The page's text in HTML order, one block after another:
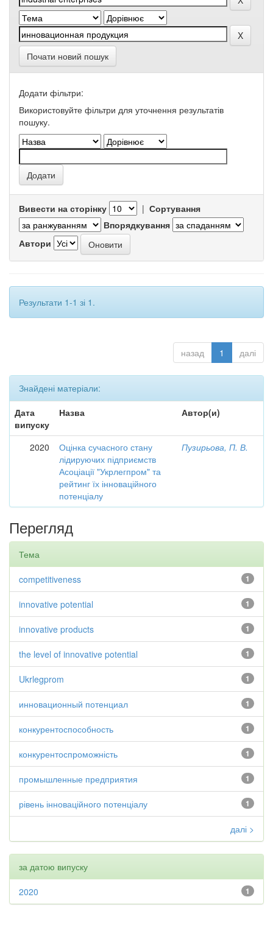
Почати новий пошук
Додати фільтри:
Використовуйте фільтри для уточнення результатів
пошуку.
Вивести на сторінку | Сортування
Впорядкування
Автори
Результати 1-1 зі 1.
назад 1 далі
Знайдені матеріали:
Дата
випуску
Назва Автор(и)
2020
Оцінка сучасного стану
лідируючих підприємств
Асоціації "Укрлегпром" та
рейтинг їх інноваційного
потенціалу
Пузирьова, П. В.
Перегляд
Тема
1
competitiveness
1
innovative potential
1
innovative products
1
the level of innovative potential
1
Ukrlegprom
1
инновационный потенциал
1
конкурентоспособность
1
конкурентоспроможність
1
промышленные предприятия
1
рівень інноваційного потенціалу
далі >
за датою випуску
1
2020